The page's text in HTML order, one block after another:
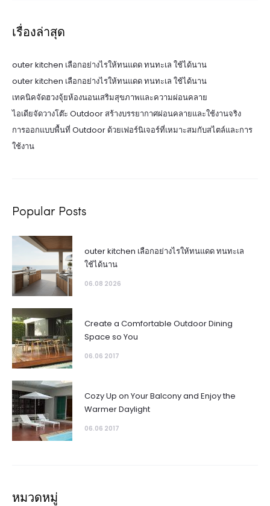
เรื่องล่าสุด
outer kitchen เลือกอย่างไรให้ทนแดด ทนทะเล ใช้ได้นาน
outer kitchen เลือกอย่างไรให้ทนแดด ทนทะเล ใช้ได้นาน
เทคนิคจัดฮวงจุ้ยห้องนอนเสริมสุขภาพและความผ่อนคลาย
ไอเดียจัดวางโต๊ะ Outdoor สร้างบรรยากาศผ่อนคลายและใช้งานจริง
การออกแบบพื้นที่ Outdoor ด้วยเฟอร์นิเจอร์ที่เหมาะสมกับสไตล์และการ
ใช้งาน
Popular Posts
outer kitchen เลือกอย่างไรให้ทนแดด ทนทะเล
ใช้ได้นาน
06.08 2026
Create a Comfortable Outdoor Dining
Space so You
06.06 2017
Cozy Up on Your Balcony and Enjoy the
Warmer Daylight
06.06 2017
หมวดหมู่